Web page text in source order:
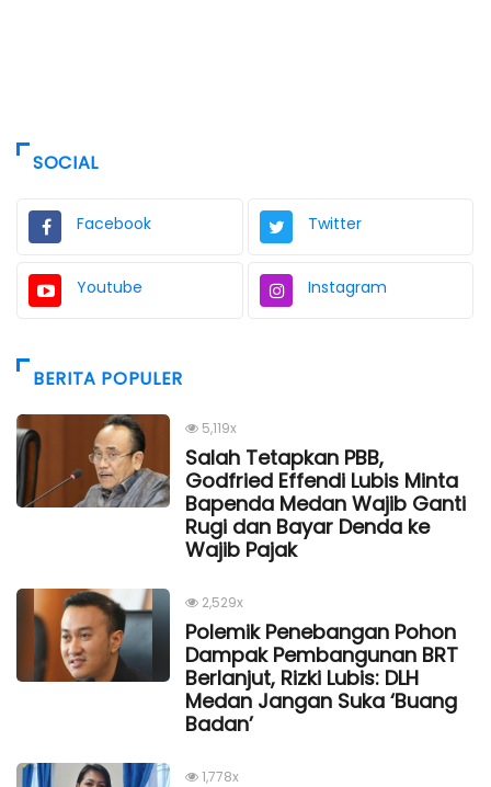
SOCIAL
Facebook Twitter
Youtube Instagram
BERITA POPULER
5,119x
Salah Tetapkan PBB,
Godfried Effendi Lubis Minta
Bapenda Medan Wajib Ganti
Rugi dan Bayar Denda ke
Wajib Pajak
2,529x
Polemik Penebangan Pohon
Dampak Pembangunan BRT
Berlanjut, Rizki Lubis: DLH
Medan Jangan Suka ‘Buang
Badan’
1,778x